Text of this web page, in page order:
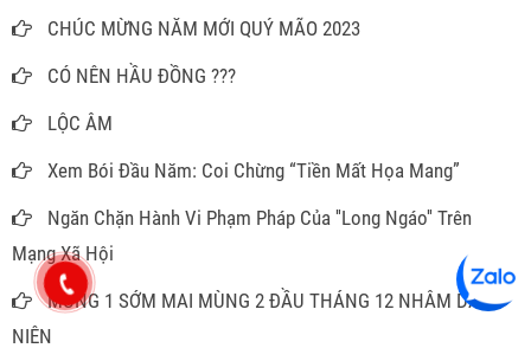
CHÚC MỪNG NĂM MỚI QUÝ MÃO 2023
CÓ NÊN HẦU ĐỒNG ???
LỘC ÂM
Xem Bói Đầu Năm: Coi Chừng “Tiền Mất Họa Mang”
Ngăn Chặn Hành Vi Phạm Pháp Của ''Long Ngáo'' Trên
Mạng Xã Hội
MÙNG 1 SỚM MAI MÙNG 2 ĐẦU THÁNG 12 NHÂM DẦN
NIÊN